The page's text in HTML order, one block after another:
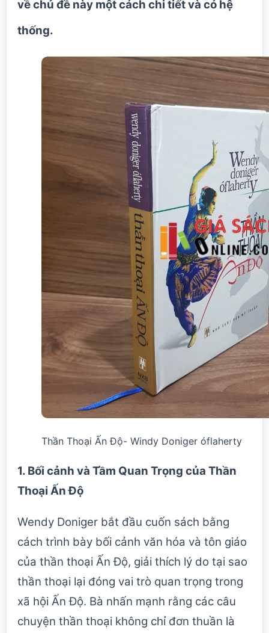
về chủ đề này một cách chi tiết và có hệ
thống.
Thần Thoại Ấn Độ- Windy Doniger óflaherty
1. Bối cảnh và Tầm Quan Trọng của Thần
Thoại Ấn Độ
Wendy Doniger bắt đầu cuốn sách bằng
cách trình bày bối cảnh văn hóa và tôn giáo
của thần thoại Ấn Độ, giải thích lý do tại sao
thần thoại lại đóng vai trò quan trọng trong
xã hội Ấn Độ. Bà nhấn mạnh rằng các câu
chuyện thần thoại không chỉ đơn thuần là